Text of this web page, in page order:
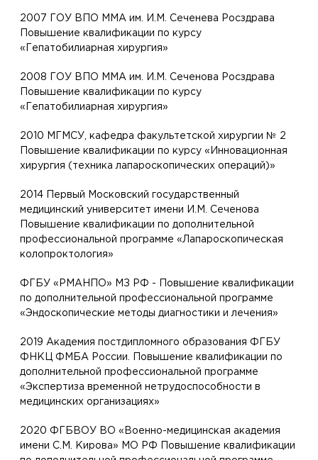
2007 ГОУ ВПО ММА им. И.М. Сеченева Росздрава
Повышение квалификации по курсу
«Гепатобилиарная хирургия»
2008 ГОУ ВПО ММА им. И.М. Сеченова Росздрава
Повышение квалификации по курсу
«Гепатобилиарная хирургия»
2010 МГМСУ, кафедра факультетской хирургии № 2
Повышение квалификации по курсу «Инновационная
хирургия (техника лапароскопических операций)»
2014 Первый Московский государственный
медицинский университет имени И.М. Сеченова
Повышение квалификации по дополнительной
профессиональной программе «Лапароскопическая
колопроктология»
ФГБУ «РМАНПО» МЗ РФ - Повышение квалификации
по дополнительной профессиональной программе
«Эндоскопические методы диагностики и лечения»
2019 Академия постдипломного образования ФГБУ
ФНКЦ ФМБА России. Повышение квалификации по
дополнительной профессиональной программе
«Экспертиза временной нетрудоспособности в
медицинских организациях»
2020 ФГБВОУ ВО «Военно-медицинская академия
имени С.М. Кирова» МО РФ Повышение квалификации